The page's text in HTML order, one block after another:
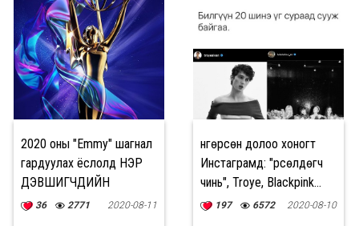
2020 оны "Emmy" шагнал
гардуулах ёслолд НЭР
ДЭВШИГЧДИЙН
жагсаалт гарлаа
36 2771 2020-08-11
Өнгөрсөн долоо хоногт
Инстаграмд: "Өрсөлдөгч
чинь", Troye, Blackpink...
197 6572 2020-08-10